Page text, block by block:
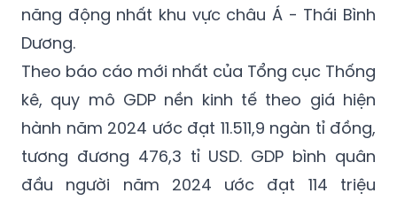
năng động nhất khu vực châu Á - Thái Bình
Dương.
Theo báo cáo mới nhất của Tổng cục Thống
kê, quy mô GDP nền kinh tế theo giá hiện
hành năm 2024 ước đạt 11.511,9 ngàn tỉ đồng,
tương đương 476,3 tỉ USD. GDP bình quân
đầu người năm 2024 ước đạt 114 triệu